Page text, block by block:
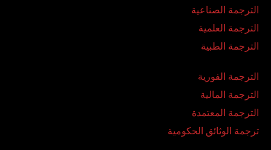
الترجمة الصناعية
الترجمة العلمية
الترجمة الطبية
الترجمة الفورية
الترجمة المالية
الترجمة المعتمدة
ترجمة الوثائق الحكومية